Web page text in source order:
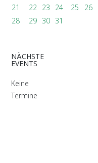
21
22 23 24 25 26
28
29 30 31
NÄCHSTE
EVENTS
Keine
Termine